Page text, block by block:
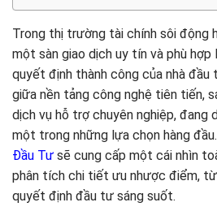
Trong thị trường tài chính sôi động
một sàn giao dịch uy tín và phù
quyết định thành công của nhà đầu
giữa nền tảng công nghệ tiên tiến,
dịch vụ hỗ trợ chuyên nghiệp, đang
một trong những lựa chọn hàng
Đầu Tư sẽ cung cấp một cái nhìn
phân tích chi tiết ưu nhược điểm,
quyết định đầu tư sáng suốt.